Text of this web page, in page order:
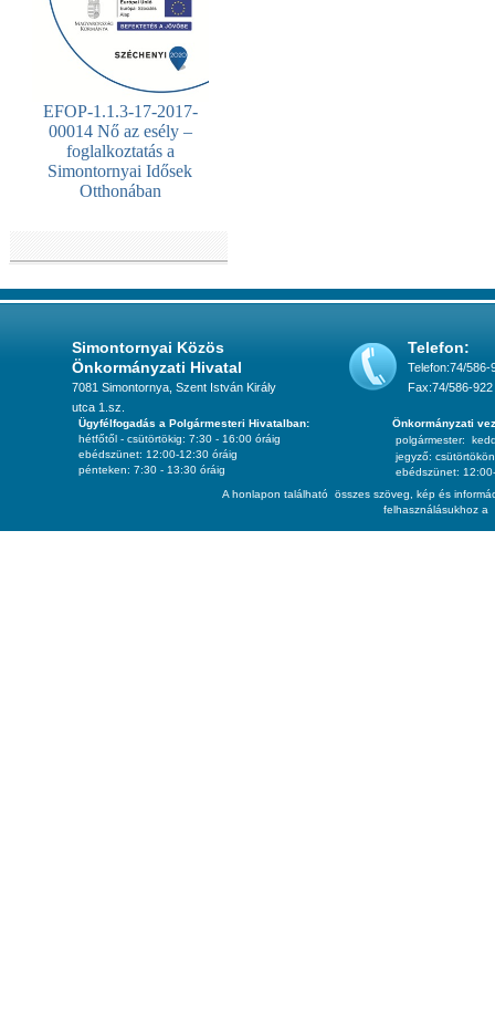
EFOP-1.1.3-17-2017-
00014 Nő az esély –
foglalkoztatás a
Simontornyai Idősek
Otthonában
Simontornyai Közös
Önkormányzati Hivatal
7081 Simontornya, Szent István Király
utca 1.sz.
Telefon:
Telefon:74/586-
Fax:74/586-922
A honlapon található összes szöveg, kép és
felhasználásukhoz a
Ügyfélfogadás a Polgármesteri Hivatalban:
hétfőtől - csütörtökig: 7:30 - 16:00 óráig
ebédszünet: 12:00-12:30 óráig
pénteken: 7:30 - 13:30 óráig
Önkormányzati
polgármester:
jegyző: csütörtökön
ebédszünet: